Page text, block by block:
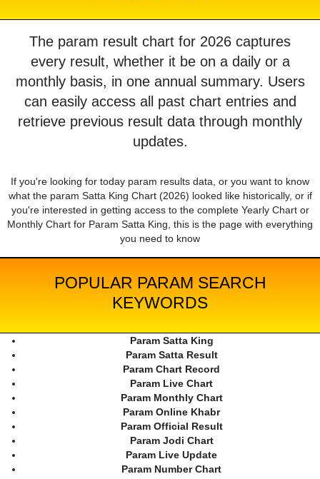
The param result chart for 2026 captures
every result, whether it be on a daily or a
monthly basis, in one annual summary. Users
can easily access all past chart entries and
retrieve previous result data through monthly
updates.
If you're looking for today param results data, or you want to know
what the param Satta King Chart (2026) looked like historically, or if
you're interested in getting access to the complete Yearly Chart or
Monthly Chart for Param Satta King, this is the page with everything
you need to know
POPULAR PARAM SEARCH
KEYWORDS
Param Satta King
Param Satta Result
Param Chart Record
Param Live Chart
Param Monthly Chart
Param Online Khabr
Param Official Result
Param Jodi Chart
Param Live Update
Param Number Chart